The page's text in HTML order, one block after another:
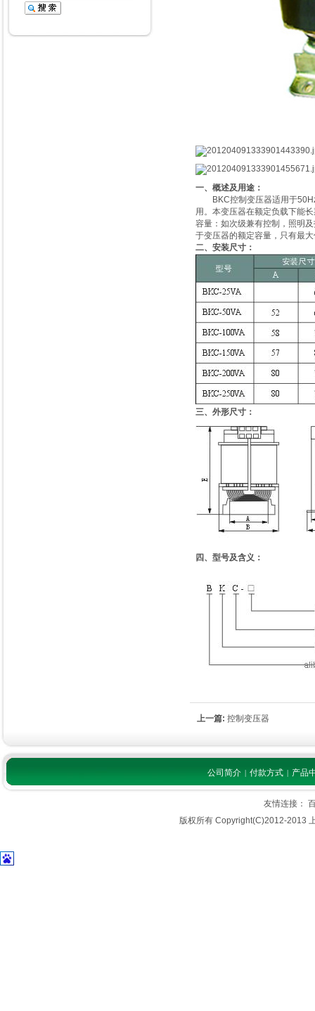
一、概述及用途：
BKC控制变压器适用于50Hz
用。本变压器在额定负载下能
容量：如次级兼有控制，照明
于变压器的额定容量，只有最
二、安装尺寸：
三、外形尺寸：
四、型号及含义：
上一篇: 控制变压器
公司简介 | 付款方式 | 产品
友情连接：
版权所有 Copyright(C)2012-2013